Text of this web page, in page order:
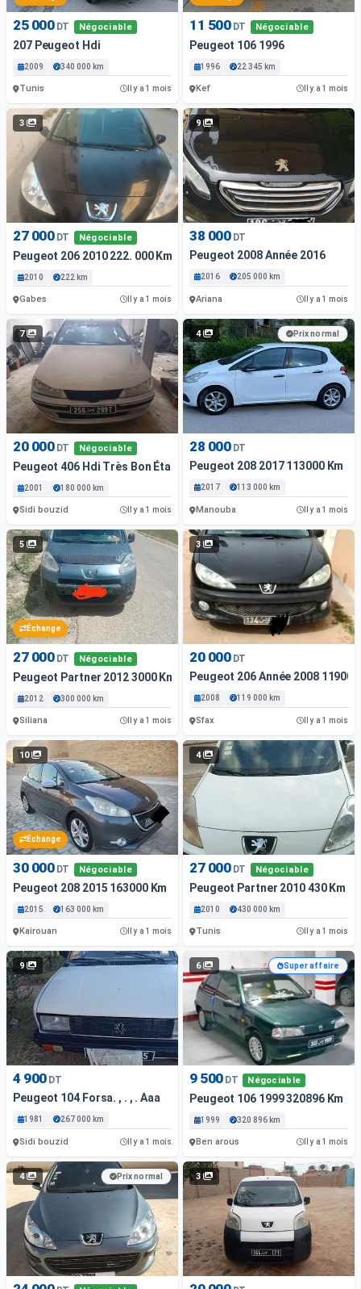
25 000 DT Négociable
207 Peugeot Hdi
2009 340 000 km
Tunis Il y a 1 mois
11 500 DT Négociable
Peugeot 106 1996
1996 22 345 km
Kef Il y a 1 mois
3
27 000 DT Négociable
Peugeot 206 2010 222. 000 Km
2010 222 km
Gabes Il y a 1 mois
9
38 000 DT
Peugeot 2008 Année 2016
2016 205 000 km
Ariana Il y a 1 mois
7
20 000 DT Négociable
Peugeot 406 Hdi Très Bon État
2001 180 000 km
Sidi bouzid Il y a 1 mois
4 Prix normal
28 000 DT
Peugeot 208 2017 113000 Km
2017 113 000 km
Manouba Il y a 1 mois
5
Échange
27 000 DT Négociable
Peugeot Partner 2012 3000 Km
2012 300 000 km
Siliana Il y a 1 mois
3
20 000 DT
Peugeot 206 Année 2008 119000
2008 119 000 km
Sfax Il y a 1 mois
10
Échange
30 000 DT Négociable
Peugeot 208 2015 163000 Km
2015 163 000 km
Kairouan Il y a 1 mois
4
27 000 DT Négociable
Peugeot Partner 2010 430 Km
2010 430 000 km
Tunis Il y a 1 mois
9
4 900 DT
Peugeot 104 Forsa. , . , . Aaa
1981 267 000 km
Sidi bouzid Il y a 1 mois
6 Super affaire
9 500 DT Négociable
Peugeot 106 1999 320896 Km
1999 320 896 km
Ben arous Il y a 1 mois
4 Prix normal 3